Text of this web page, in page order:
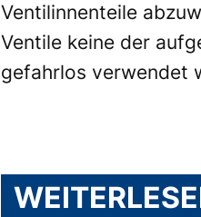
Ventilinnenteile
Ventile keine der
gefahrlos verwendet